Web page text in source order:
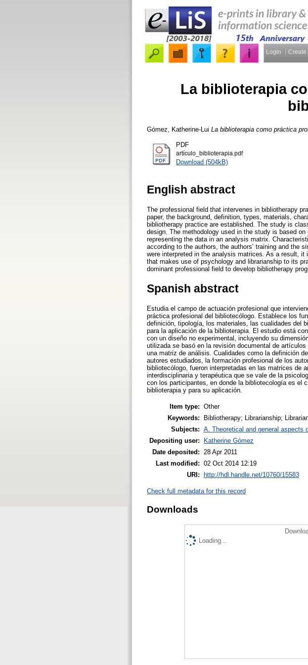
Login Create
La biblioterapia
Gómez, Katherine-Lui La biblioterapia como práctica
PDF
artículo_biblioterapia.pdf
Download (504kB)
English abstract
The professional field that intervenes in bibliotherapy
paper, the background, definition, types, materials,
bibliotherapy practice are established. The study is
design. The methodology used in the study is based
representing the data in an analysis matrix.
according to the authors, the authors’ training and the
were interpreted in the analysis matrices. As a result,
that makes use of psychology and librarianship to its
dominant professional field to develop bibliotherapy
Spanish abstract
Estudia el campo de actuación profesional que
práctica profesional del bibliotecólogo. Establece los
definición, tipología, los materiales, las cualidades del
para la aplicación de la biblioterapia. El estudio está
con un diseño no experimental, incluyendo su
utilizada se basó en la revisión documental de
una matriz de análisis. Cualidades como la definición
autores estudiados, la formación profesional de los
bibliotecólogo, fueron interpretadas en las matrices de
interdisciplinaria y terapéutica que se vale de la
con los participantes, en donde la bibliotecología es el
biblioterapia y para su aplicación.
Item type: Other
Keywords:
Bibliotherapy; Librarianship;
Subjects: A. Theoretical and general aspects
Depositing user:
Katherine Gómez
Date deposited:
28 Apr 2011
Last modified: 02 Oct 2014 12:19
URI:
http://hdl.handle.net/10760/15583
Check full metadata for this record
Downloads
Loading...